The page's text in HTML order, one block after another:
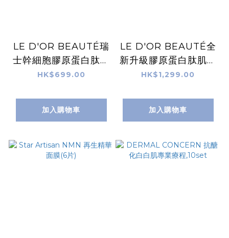
LE D'OR BEAUTÉ瑞
士幹細胞膠原蛋白肽肌
膚再生面膜 100ML
HK$699.00
加入購物車
LE D'OR BEAUTÉ全
新升級膠原蛋白肽肌膚
再生乳霜60ML
HK$1,299.00
加入購物車